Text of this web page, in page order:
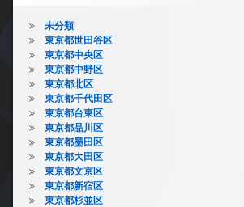
未分類
東京都世田谷区
東京都中央区
東京都中野区
東京都北区
東京都千代田区
東京都台東区
東京都品川区
東京都墨田区
東京都大田区
東京都文京区
東京都新宿区
東京都杉並区